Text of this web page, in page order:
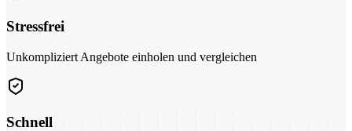
Stressfrei
Unkompliziert Angebote einholen und vergleichen
Schnell